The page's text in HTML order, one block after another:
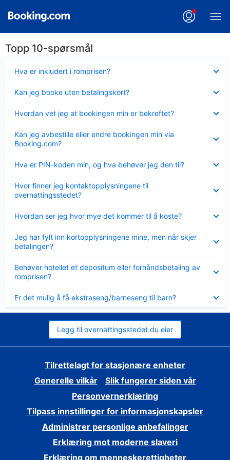
Topp 10-spørsmål
Hva er inkludert i romprisen?
mindre
Kan jeg booke uten betalingskort?
mindre
Hvordan vet jeg at bookingen min er bekreftet?
mindre
Kan jeg avbestille eller endre bookingen min via
Booking.com?
mindre
Hva er PIN-koden min, og hva behøver jeg den til?
mindre
Hvor finner jeg kontaktopplysningene til
overnattingsstedet?
mindre
Hvordan ser jeg hvor mye det kommer til å koste?
mindre
Jeg har fylt inn kortopplysningene mine, men når skjer
betalingen?
mindre
Behøver hotellet et depositum eller forhåndsbetaling av
romprisen?
mindre
Er det mulig å få ekstraseng/barneseng til barn?
mindre
Legg til overnattingsstedet du eier
Tilrettelagt for stasjonære enheter
Generelle vilkår
Slik fungerer siden vår
Personvernerklæring
Tilpass innstillinger for informasjonskapsler
Administrer personlige anbefalinger
Erklæring mot moderne slaveri
Erklæring om menneskerettigheter